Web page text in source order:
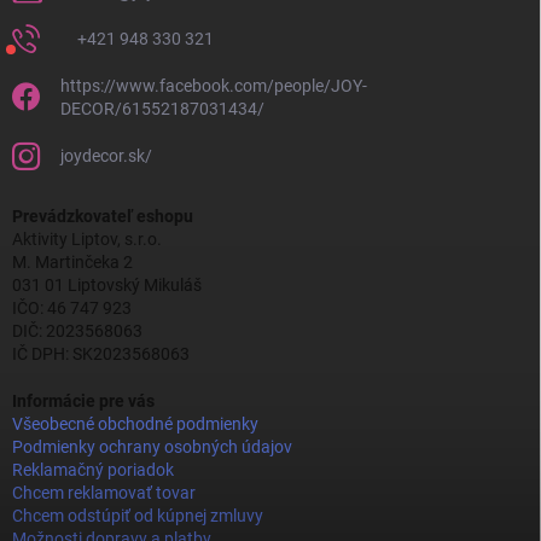
+421 948 330 321
https://www.facebook.com/people/JOY-
DECOR/61552187031434/
joydecor.sk/
Prevádzkovateľ eshopu
Aktivity Liptov, s.r.o.
M. Martinčeka 2
031 01 Liptovský Mikuláš
IČO: 46 747 923
DIČ: 2023568063
IČ DPH: SK2023568063
Informácie pre vás
Všeobecné obchodné podmienky
Podmienky ochrany osobných údajov
Reklamačný poriadok
Chcem reklamovať tovar
Chcem odstúpiť od kúpnej zmluvy